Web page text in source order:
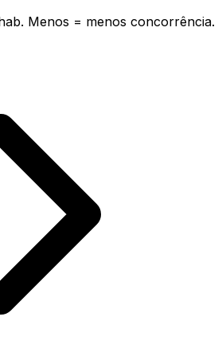
Menos = menos concorrência.